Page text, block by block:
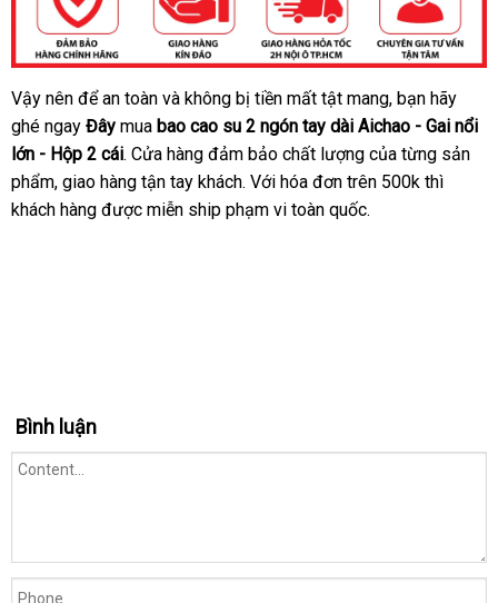
Bao
cao
su
2
ngón
Hộp
cái
Vậy nên trung
tâm
để an toàn gần
nhất
và không bị tiền mất tật mangphản
hồi
, bạn hãy
ghé ngay Đây mua bao cao su 2 ngón tay dài Aichao - Gai nổi
lớn - Hộp 2 cáivận
chuyển
. Cửa hàng đảm bảo chất lượng ở
đâu
của từng sản
phẩmgiá
sỉ
, giao hàng tận tay kháchan
toàn
. Với hóa đơn trên 500k địa
thì
khách hàng quà
được miễn ship phạm vi toàn quốc.
Bình luận